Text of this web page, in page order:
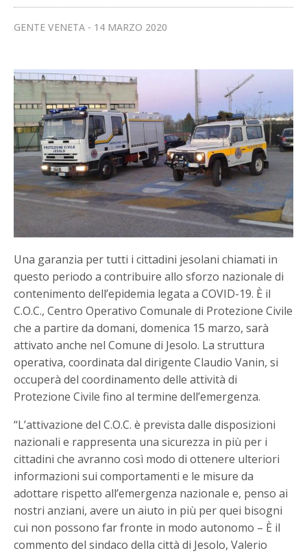
GENTE VENETA 14 MARZO 2020
Una garanzia per tutti i cittadini jesolani chiamati in
questo periodo a contribuire allo sforzo nazionale di
contenimento dell’epidemia legata a COVID-19. È il
C.O.C., Centro Operativo Comunale di Protezione Civile
che a partire da domani, domenica 15 marzo, sarà
attivato anche nel Comune di Jesolo. La struttura
operativa, coordinata dal dirigente Claudio Vanin, si
occuperà del coordinamento delle attività di
Protezione Civile fino al termine dell’emergenza.
“L’attivazione del C.O.C. è prevista dalle disposizioni
nazionali e rappresenta una sicurezza in più per i
cittadini che avranno così modo di ottenere ulteriori
informazioni sui comportamenti e le misure da
adottare rispetto all’emergenza nazionale e, penso ai
nostri anziani, avere un aiuto in più per quei bisogni
cui non possono far fronte in modo autonomo – È il
commento del sindaco della città di Jesolo, Valerio